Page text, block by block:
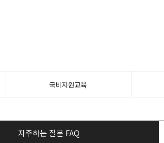
국비지원교육
자주하는 질문 FAQ